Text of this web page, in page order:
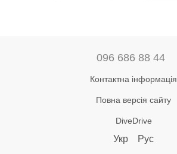
096 686 88 44
Контактна інформація
Повна версія сайту
DiveDrive
Укр Рус